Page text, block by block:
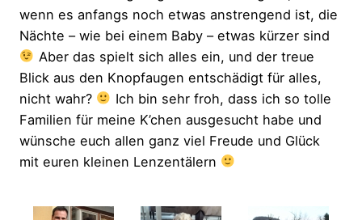
wenn es anfangs noch etwas anstrengend ist, die
Nächte – wie bei einem Baby – etwas kürzer sind
Aber das spielt sich alles ein, und der treue
Blick aus den Knopfaugen entschädigt für alles,
nicht wahr?
Ich bin sehr froh, dass ich so tolle
Familien für meine K’chen ausgesucht habe und
wünsche euch allen ganz viel Freude und Glück
mit euren kleinen Lenzentälern